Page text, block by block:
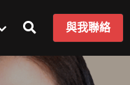
與我聯絡